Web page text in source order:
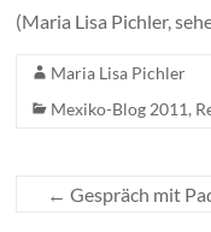
(Maria Lisa Pichler,
Maria Lisa Pichler
Mexiko-Blog 2011,
← Gespräch mit